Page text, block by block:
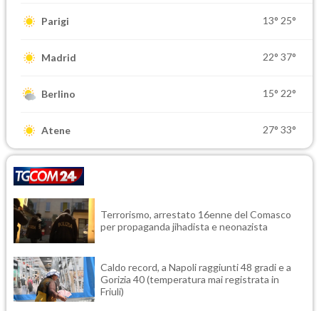
Parigi 13° 25°
Madrid 22° 37°
Berlino 15° 22°
Atene 27° 33°
Terrorismo, arrestato 16enne del Comasco
per propaganda jihadista e neonazista
Caldo record, a Napoli raggiunti 48 gradi e a
Gorizia 40 (temperatura mai registrata in
Friuli)